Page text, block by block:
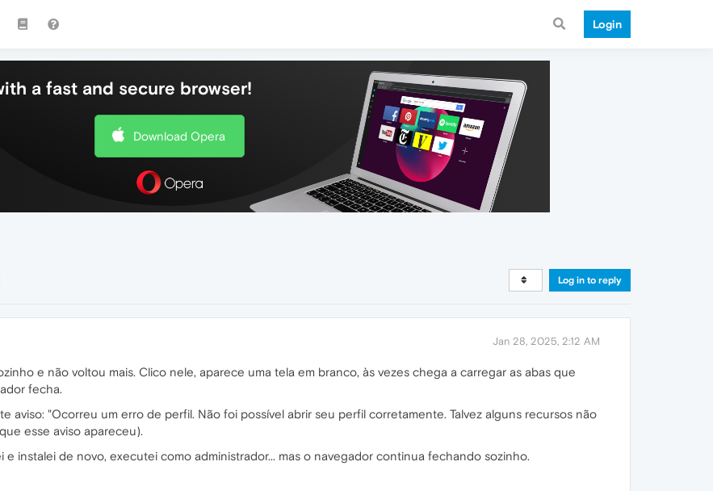
Login
a fast and secure browser!
Download Opera
Log in to reply
Jan 28, 2025, 2:12 AM
e não voltou mais. Clico nele, aparece uma tela em branco, às vezes chega a carregar as abas que
fecha.
aviso: "Ocorreu um erro de perfil. Não foi possível abrir seu perfil corretamente. Talvez alguns recursos não
esse aviso apareceu).
e instalei de novo, executei como administrador... mas o navegador continua fechando sozinho.